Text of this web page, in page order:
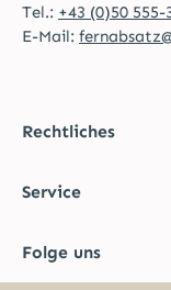
Tel.: +43 (0)50 555-
E-Mail:
Rechtliches
Service
Folge uns